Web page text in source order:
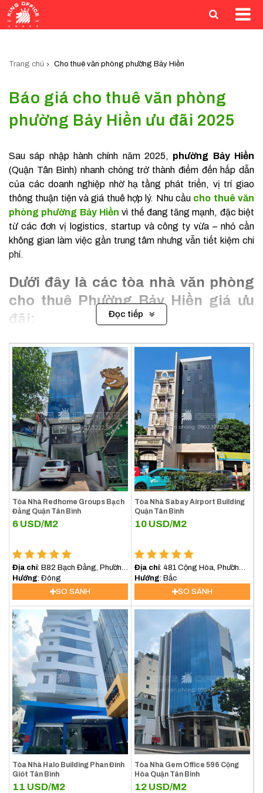
Trang chủ Cho thuê văn phòng phường Bảy Hiền
Báo giá cho thuê văn phòng
phường Bảy Hiền ưu đãi 2025
Sau sáp nhập hành chính năm 2025, phường Bảy Hiền
(Quận Tân Bình) nhanh chóng trở thành điểm đến hấp dẫn
của các doanh nghiệp nhờ hạ tầng phát triển, vị trí giao
thông thuận tiện và giá thuê hợp lý. Nhu cầu cho thuê văn
phòng phường Bảy Hiền vì thế đang tăng mạnh, đặc biệt
từ các đơn vị logistics, startup và công ty vừa – nhỏ cần
không gian làm việc gần trung tâm nhưng vẫn tiết kiệm chi
phí.
Dưới đây là các tòa nhà văn phòng
cho thuê Phường Bảy Hiền giá ưu
đãi:
Đọc tiếp
Tòa Nhà Redhome Groups Bạch
Đằng Quận Tân Bình
6 USD/M2
Địa chỉ: B82 Bạch Đằng, Phường
2, Tân Bình
Hướng : Đông
SO SÁNH
Tòa Nhà Sabay Airport Building
Quận Tân Bình
10 USD/M2
Địa chỉ: 481 Cộng Hòa, Phường
15, Quận Tân Bình
Hướng
: Bắc
SO SÁNH
Tòa Nhà Halo Building Phan Đình
Giót Tân Bình
11 USD/M2
Tòa Nhà Gem Office 596 Cộng
Hòa Quận Tân Bình
12 USD/M2